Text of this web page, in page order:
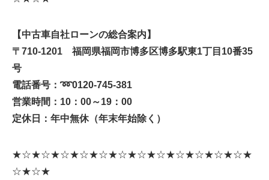
【中古車自社ローンの総合案内】
〒710-1201 福岡県福岡市博多区博多駅東1丁目10番35
号
電話番号： ➿0120-745-381
営業時間：10：00～19：00
定休日：年中無休（年末年始除く）
★☆★☆★☆★☆★☆★☆★☆★☆★☆★☆★☆★☆★
☆★☆★